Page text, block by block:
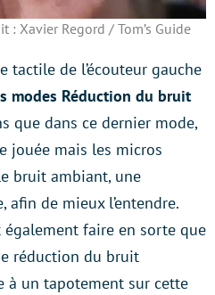
: Xavier Regord / Tom’s Guide
tactile de l’écouteur gauche
modes Réduction du bruit
que dans ce dernier mode,
jouée mais les micros
bruit ambiant, une
de mieux l’entendre.
faire en sorte que
réduction du bruit
à un tapotement sur cette